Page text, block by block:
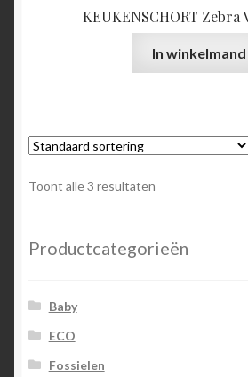
KEUKENSCHORT Zebra
In winkelmand
Toont alle 3 resultaten
Productcategorieën
Baby
ECO
Fossielen